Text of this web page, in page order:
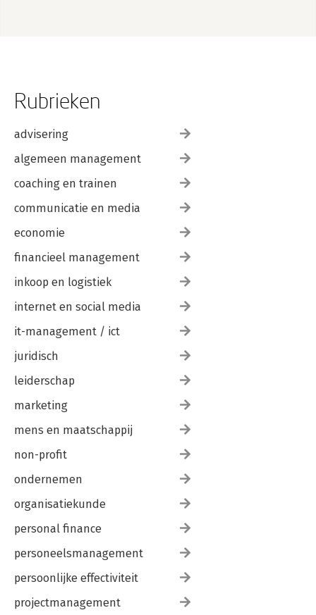
Rubrieken
advisering
algemeen management
coaching en trainen
communicatie en media
economie
financieel management
inkoop en logistiek
internet en social media
it-management / ict
juridisch
leiderschap
marketing
mens en maatschappij
non-profit
ondernemen
organisatiekunde
personal finance
personeelsmanagement
persoonlijke effectiviteit
projectmanagement